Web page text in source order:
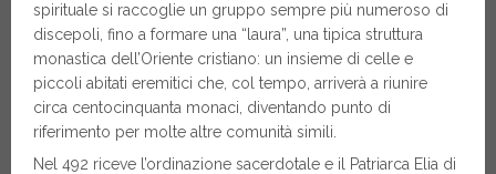
spirituale si raccoglie un gruppo sempre più numeroso di
discepoli, fino a formare una “laura”, una tipica struttura
monastica dell’Oriente cristiano: un insieme di celle e
piccoli abitati eremitici che, col tempo, arriverà a riunire
circa centocinquanta monaci, diventando punto di
riferimento per molte altre comunità simili.
Nel 492 riceve l’ordinazione sacerdotale e il Patriarca Elia di